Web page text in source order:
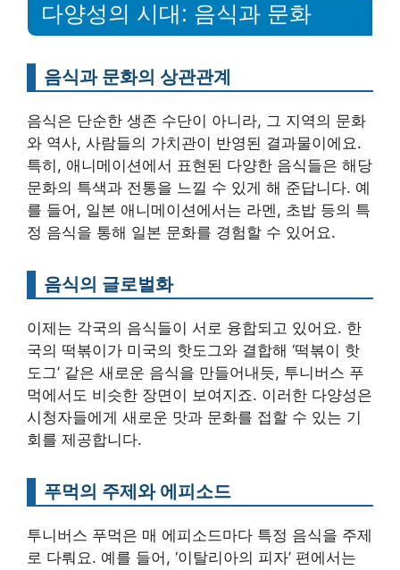
다양성의 시대: 음식과 문화
음식과 문화의 상관관계
음식은 단순한 생존 수단이 아니라, 그 지역의 문화
와 역사, 사람들의 가치관이 반영된 결과물이에요.
특히, 애니메이션에서 표현된 다양한 음식들은 해당
문화의 특색과 전통을 느낄 수 있게 해 준답니다. 예
를 들어, 일본 애니메이션에서는 라멘, 초밥 등의 특
정 음식을 통해 일본 문화를 경험할 수 있어요.
음식의 글로벌화
이제는 각국의 음식들이 서로 융합되고 있어요. 한
국의 떡볶이가 미국의 핫도그와 결합해 ‘떡볶이 핫
도그’ 같은 새로운 음식을 만들어내듯, 투니버스 푸
먹에서도 비슷한 장면이 보여지죠. 이러한 다양성은
시청자들에게 새로운 맛과 문화를 접할 수 있는 기
회를 제공합니다.
푸먹의 주제와 에피소드
투니버스 푸먹은 매 에피소드마다 특정 음식을 주제
로 다뤄요. 예를 들어, ‘이탈리아의 피자’ 편에서는